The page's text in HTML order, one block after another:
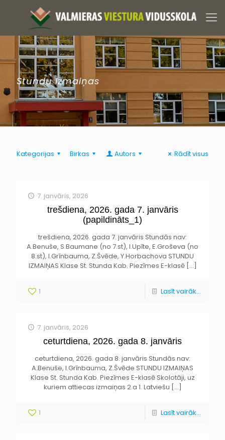
Stundu izmaiņas
Kategorijas Birkas Autors Rādīt visus
7. janvāris, 2026
trešdiena, 2026. gada 7. janvāris
(papildināts_1)
trešdiena, 2026. gada 7. janvāris Stundās nav:
A.Benuše, S.Baumane (no 7.st), I.Upīte, E.Groševa (no
8.st), I.Grīnbauma, Z.Švēde, Y.Horbachova STUNDU
IZMAIŅAS Klase St. Stunda Kab. Piezīmes E-klasē[…]
1 Lasīt vairāk...
7. janvāris, 2026
ceturtdiena, 2026. gada 8. janvāris
ceturtdiena, 2026. gada 8. janvāris Stundās nav:
A.Benuše, I.Grīnbauma, Z.Švēde STUNDU IZMAIŅAS
Klase St. Stunda Kab. Piezīmes E-klasē Skolotāji, uz
kuriem attiecas izmaiņas 2.a 1. Latviešu […]
1 Lasīt vairāk...